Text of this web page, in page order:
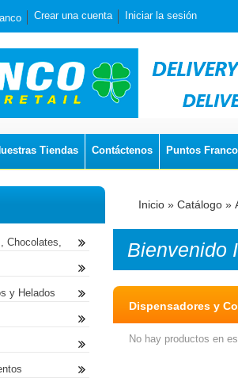
Crear una cuenta Iniciar la sesión
Tiendas Contáctenos Puntos Franco
Inicio » Catálogo »
Bienvenido
Dispensadores y
No hay productos en
Chocolates,
y Helados